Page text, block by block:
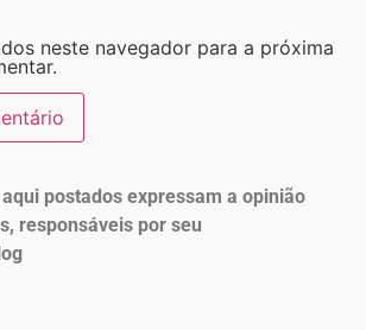
neste navegador para a próxima
postados expressam a opinião
responsáveis por seu